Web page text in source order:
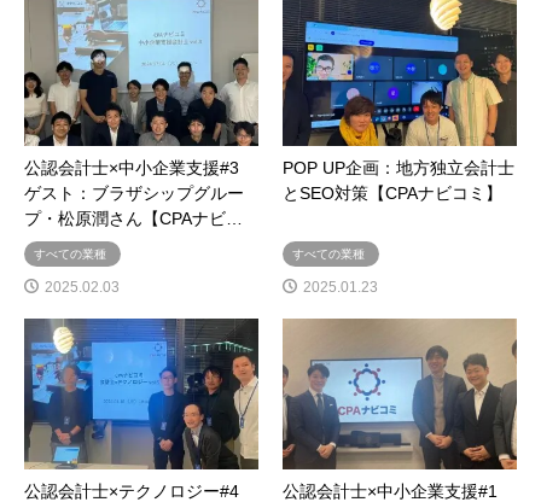
公認会計士×中小企業支援#3
ゲスト：ブラザシップグルー
プ・松原潤さん【CPAナビ…
すべての業種
2025.02.03
POP UP企画：地方独立会計士
とSEO対策【CPAナビコミ】
すべての業種
2025.01.23
公認会計士×テクノロジー#4
公認会計士×中小企業支援#1